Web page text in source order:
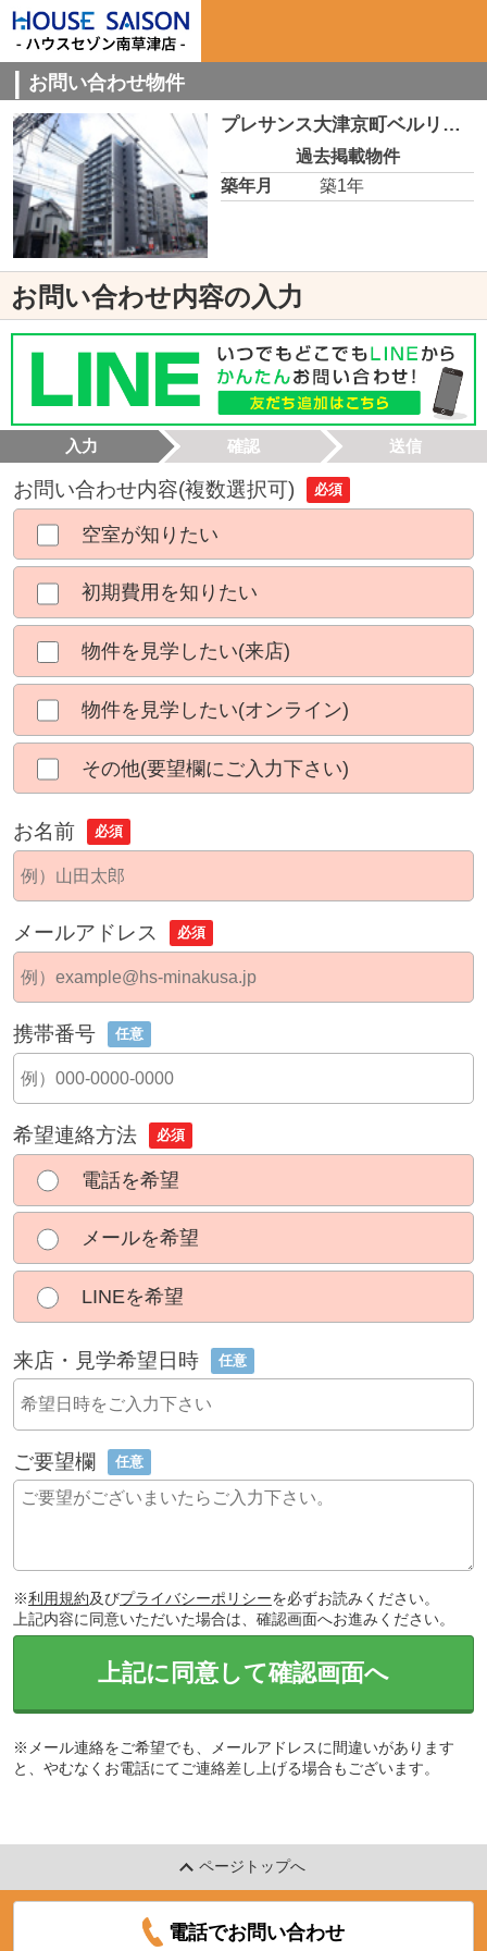
お問い合わせ物件
プレサンス大津京町ベルリーヴァ 901
過去掲載物件
築年月
築1年
お問い合わせ内容の入力
入力 確認 送信
お問い合わせ内容(複数選択可) 必須
空室が知りたい
初期費用を知りたい
物件を見学したい(来店)
物件を見学したい(オンライン)
その他(要望欄にご入力下さい)
お名前 必須
メールアドレス 必須
携帯番号 任意
希望連絡方法 必須
電話を希望
メールを希望
LINEを希望
来店・見学希望日時 任意
ご要望欄 任意
※利用規約及びプライバシーポリシーを必ずお読みください。
上記内容に同意いただいた場合は、確認画面へお進みください。
上記に同意して確認画面へ
※メール連絡をご希望でも、メールアドレスに間違いがあります
と、やむなくお電話にてご連絡差し上げる場合もございます。
ページトップへ
電話でお問い合わせ